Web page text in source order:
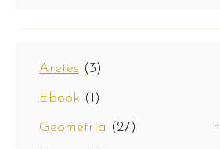
Aretes (3)
Ebook (1)
Geometría (27)